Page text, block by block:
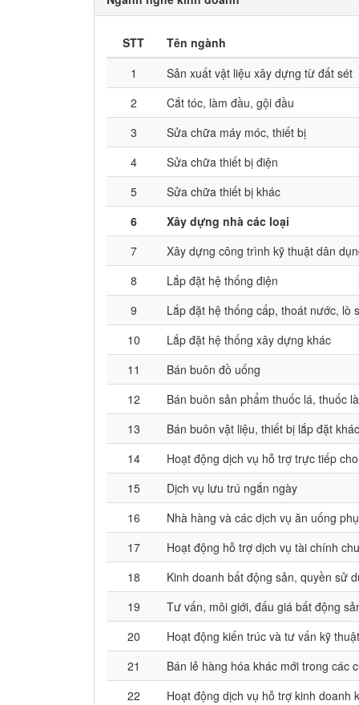
STT Tên ngành
1
Sản xuất vật liệu xây dựng từ đất sét
2
Cắt tóc, làm đầu, gội đầu
3
Sửa chữa máy móc, thiết bị
4
Sửa chữa thiết bị điện
5
Sửa chữa thiết bị khác
6
Xây dựng nhà các loại
7
Xây dựng công trình kỹ thuật dân
8
Lắp đặt hệ thống điện
9
Lắp đặt hệ thống cấp, thoát nước, lò
10
Lắp đặt hệ thống xây dựng khác
11
Bán buôn đồ uống
12
Bán buôn sản phẩm thuốc lá, thuốc
13
Bán buôn vật liệu, thiết bị lắp đặt
14
Hoạt động dịch vụ hỗ trợ trực tiếp
15
Dịch vụ lưu trú ngắn ngày
16
Nhà hàng và các dịch vụ ăn uống
17
Hoạt động hỗ trợ dịch vụ tài chính
18
Kinh doanh bất động sản, quyền sử
19
Tư vấn, môi giới, đấu giá bất động
20
Hoạt động kiến trúc và tư vấn kỹ
21
Bán lẻ hàng hóa khác mới trong các
22
Hoạt động dịch vụ hỗ trợ kinh doanh